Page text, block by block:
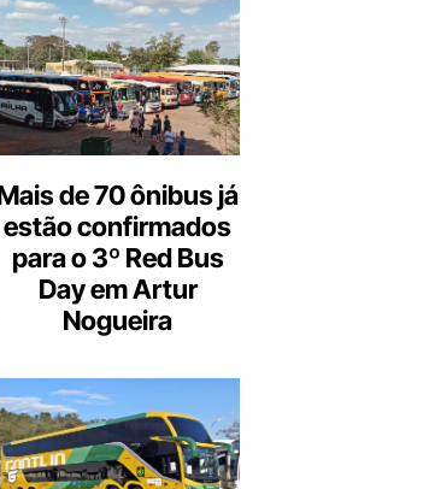
de 70 ônibus já
estão confirmados
para o 3º Red Bus
Day em Artur
Nogueira